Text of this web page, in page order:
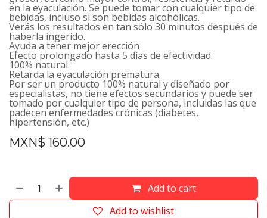
en la eyaculación. Se puede tomar con cualquier tipo de
bebidas, incluso si son bebidas alcohólicas.
Verás los resultados en tan sólo 30 minutos después de
haberla ingerido.
Ayuda a tener mejor erección
Efecto prolongado hasta 5 días de efectividad.
100% natural.
Retarda la eyaculación prematura.
Por ser un producto 100% natural y diseñado por
especialistas, no tiene efectos secundarios y puede ser
tomado por cualquier tipo de persona, incluidas las que
padecen enfermedades crónicas (diabetes,
hipertensión, etc.)
MXN$ 160.00
Add to cart
Add to wishlist